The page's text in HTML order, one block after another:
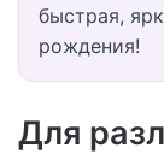
быстрая,
рождения!
Для